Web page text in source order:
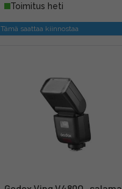
Toimitus heti
Tämä saattaa kiinnostaa